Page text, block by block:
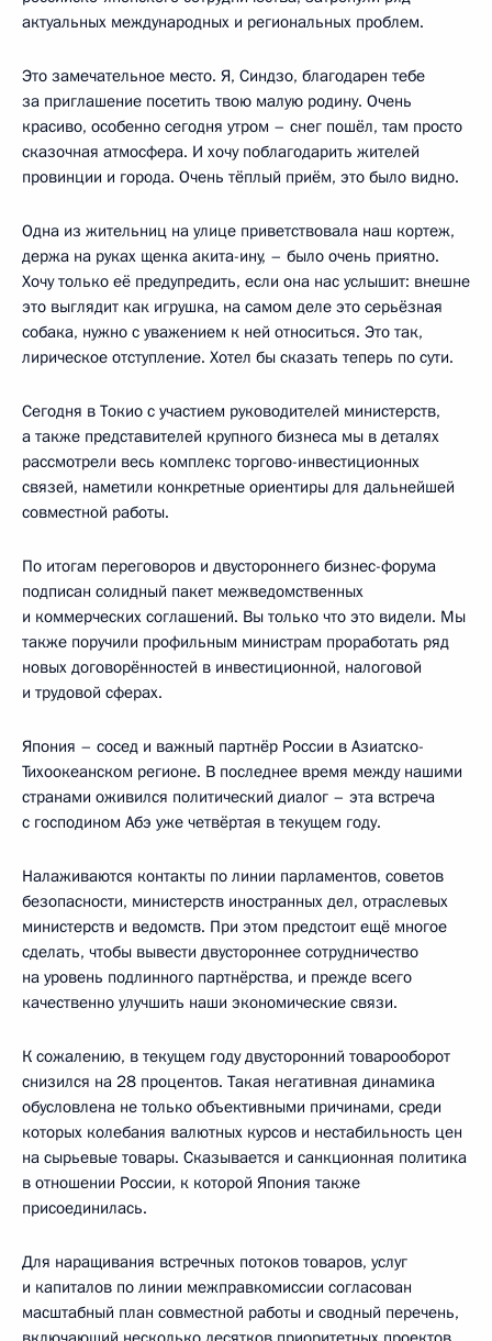
актуальных международных и региональных проблем.
Это замечательное место. Я, Синдзо, благодарен тебе
за приглашение посетить твою малую родину. Очень
красиво, особенно сегодня утром – снег пошёл, там просто
сказочная атмосфера. И хочу поблагодарить жителей
провинции и города. Очень тёплый приём, это было видно.
Одна из жительниц на улице приветствовала наш кортеж,
держа на руках щенка акита-ину, – было очень приятно.
Хочу только её предупредить, если она нас услышит: внешне
это выглядит как игрушка, на самом деле это серьёзная
собака, нужно с уважением к ней относиться. Это так,
лирическое отступление. Хотел бы сказать теперь по сути.
Сегодня в Токио с участием руководителей министерств,
а также представителей крупного бизнеса мы в деталях
рассмотрели весь комплекс торгово-инвестиционных
связей, наметили конкретные ориентиры для дальнейшей
совместной работы.
По итогам переговоров и двустороннего бизнес-форума
подписан солидный пакет межведомственных
и коммерческих соглашений. Вы только что это видели. Мы
также поручили профильным министрам проработать ряд
новых договорённостей в инвестиционной, налоговой
и трудовой сферах.
Япония – сосед и важный партнёр России в Азиатско-
Тихоокеанском регионе. В последнее время между нашими
странами оживился политический диалог – эта встреча
с господином Абэ уже четвёртая в текущем году.
Налаживаются контакты по линии парламентов, советов
безопасности, министерств иностранных дел, отраслевых
министерств и ведомств. При этом предстоит ещё многое
сделать, чтобы вывести двустороннее сотрудничество
на уровень подлинного партнёрства, и прежде всего
качественно улучшить наши экономические связи.
К сожалению, в текущем году двусторонний товарооборот
снизился на 28 процентов. Такая негативная динамика
обусловлена не только объективными причинами, среди
которых колебания валютных курсов и нестабильность цен
на сырьевые товары. Сказывается и санкционная политика
в отношении России, к которой Япония также
присоединилась.
Для наращивания встречных потоков товаров, услуг
и капиталов по линии межправкомиссии согласован
масштабный план совместной работы и сводный перечень,